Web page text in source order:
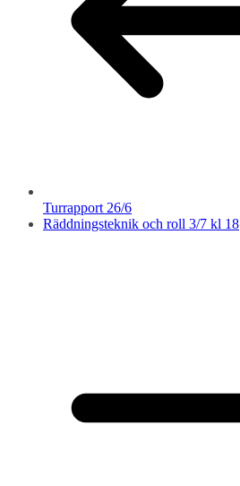
Turrapport 26/6
Räddningsteknik och roll 3/7 kl 18